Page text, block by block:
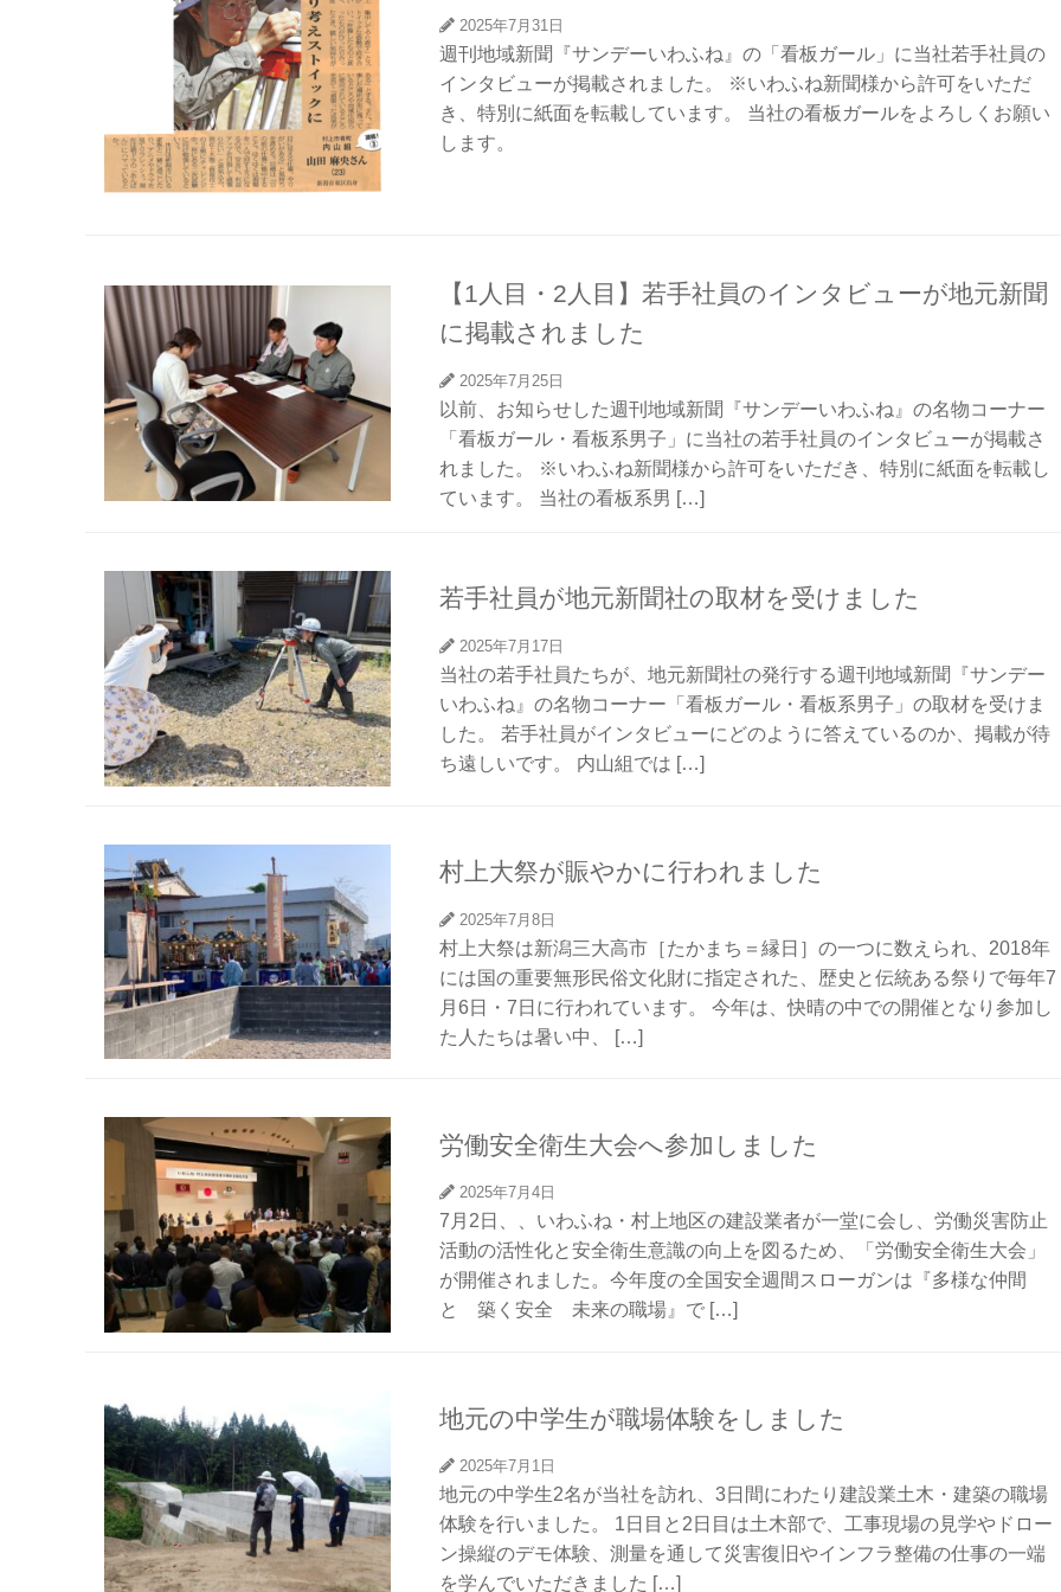
2025年7月31日
週刊地域新聞『サンデーいわふね』の「看板ガール」に当社若手社員の
インタビューが掲載されました。 ※いわふね新聞様から許可をいただ
き、特別に紙面を転載しています。 当社の看板ガールをよろしくお願い
します。
【1人目・2人目】若手社員のインタビューが地元新聞
に掲載されました
2025年7月25日
以前、お知らせした週刊地域新聞『サンデーいわふね』の名物コーナー
「看板ガール・看板系男子」に当社の若手社員のインタビューが掲載さ
れました。 ※いわふね新聞様から許可をいただき、特別に紙面を転載し
ています。 当社の看板系男 […]
若手社員が地元新聞社の取材を受けました
2025年7月17日
当社の若手社員たちが、地元新聞社の発行する週刊地域新聞『サンデー
いわふね』の名物コーナー「看板ガール・看板系男子」の取材を受けま
した。 若手社員がインタビューにどのように答えているのか、掲載が待
ち遠しいです。 内山組では […]
村上大祭が賑やかに行われました
2025年7月8日
村上大祭は新潟三大高市［たかまち＝縁日］の一つに数えられ、2018年
には国の重要無形民俗文化財に指定された、歴史と伝統ある祭りで毎年7
月6日・7日に行われています。 今年は、快晴の中での開催となり参加し
た人たちは暑い中、 […]
労働安全衛生大会へ参加しました
2025年7月4日
7月2日、、いわふね・村上地区の建設業者が一堂に会し、労働災害防止
活動の活性化と安全衛生意識の向上を図るため、「労働安全衛生大会」
が開催されました。今年度の全国安全週間スローガンは『多様な仲間
と 築く安全 未来の職場』で […]
地元の中学生が職場体験をしました
2025年7月1日
地元の中学生2名が当社を訪れ、3日間にわたり建設業土木・建築の職場
体験を行いました。 1日目と2日目は土木部で、工事現場の見学やドロー
ン操縦のデモ体験、測量を通して災害復旧やインフラ整備の仕事の一端
を学んでいただきました […]